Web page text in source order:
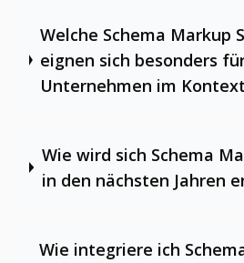
Welche Schema Markup
eignen sich besonders
Unternehmen im
Wie wird sich Schema
in den nächsten Jahren
Wie integriere ich